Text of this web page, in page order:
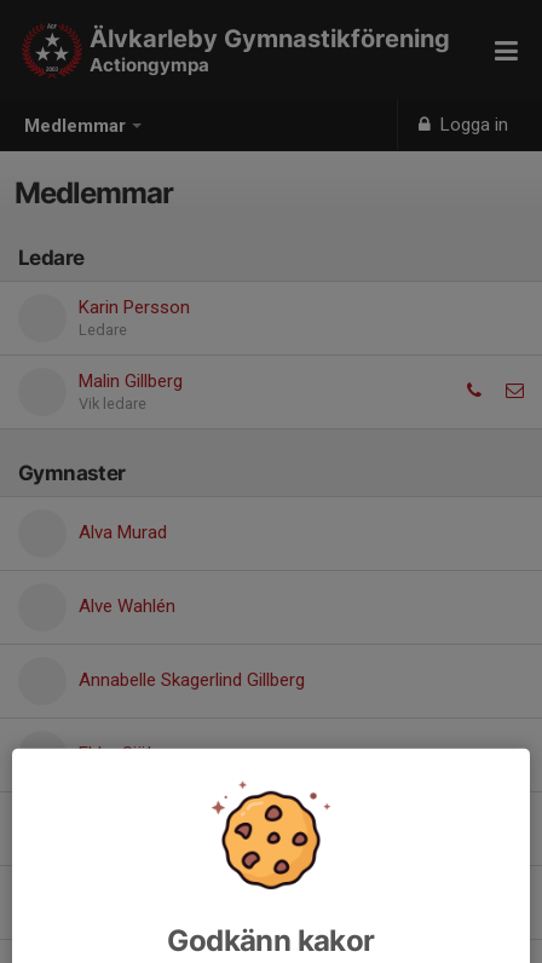
Medlemmar Logga in
Älvkarleby Gymnastikförening
Actiongympa
Medlemmar
Ledare
Karin Persson
Ledare
Malin Gillberg
Vik ledare
Gymnaster
Alva Murad
Alve Wahlén
Annabelle Skagerlind Gillberg
Ebba Sjöberg
Godkänn kakor